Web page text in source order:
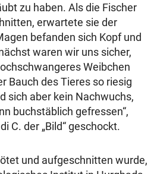
zu haben. Als die Fischer
erwartete sie der
befanden sich Kopf und
waren wir uns sicher,
Weibchen
Bauch des Tieres so riesig
sich aber kein Nachwuchs,
buchstäblich gefressen“,
C. der „Bild“ geschockt.
und aufgeschnitten wurde,